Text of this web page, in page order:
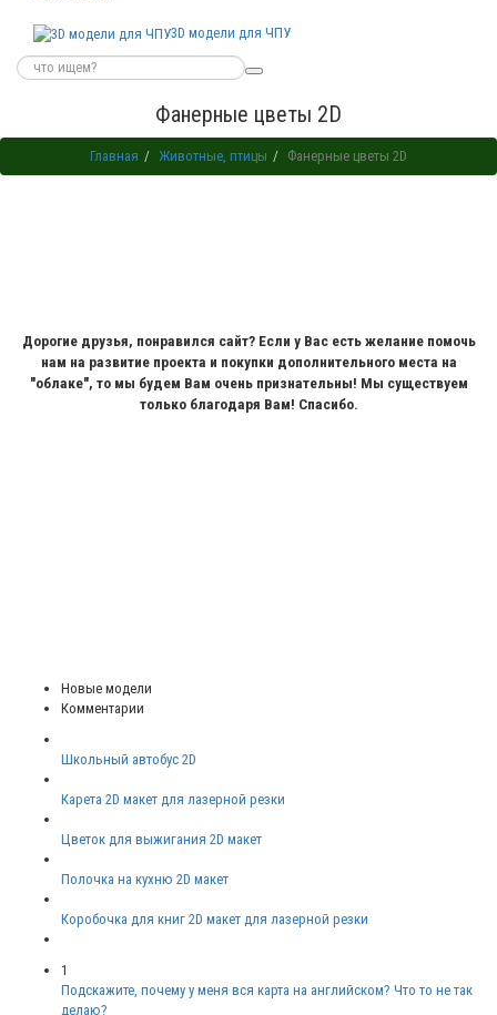
3D модели для ЧПУ
Фанерные цветы 2D
Главная Животные, птицы Фанерные цветы 2D
Дорогие друзья, понравился сайт? Если у Вас есть желание помочь
нам на развитие проекта и покупки дополнительного места на
"облаке", то мы будем Вам очень признательны! Мы существуем
только благодаря Вам! Спасибо.
Новые модели
Комментарии
Школьный автобус 2D
Карета 2D макет для лазерной резки
Цветок для выжигания 2D макет
Полочка на кухню 2D макет
Коробочка для книг 2D макет для лазерной резки
1
Подскажите, почему у меня вся карта на английском? Что то не так
делаю?